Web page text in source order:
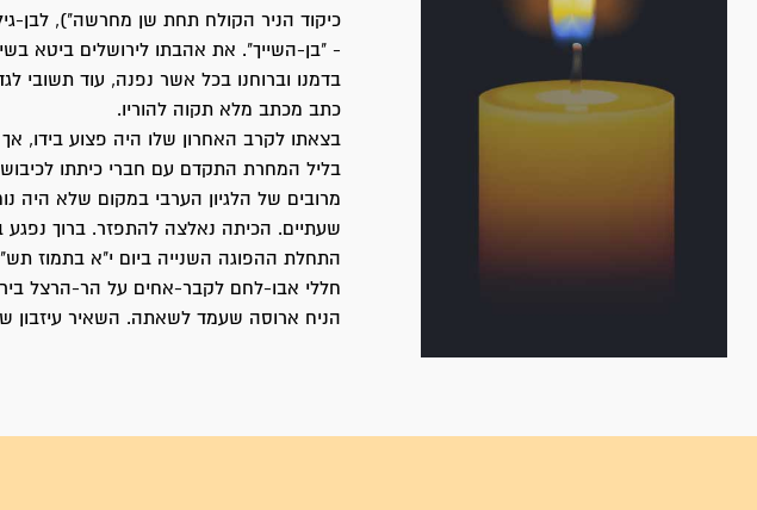
כיקוד הניר הקולח תחת שן מחרשה"), לבן-
- "בן-השייך". את אהבתו לירושלים ביטא
בדמנו וברוחנו בכל אשר נפנה, עוד תשובי
כתב מכתב מלא תקוה להוריו.
בליל המחרת התקדם עם חברי כיתתו
מרובים של הלגיון הערבי במקום שלא היה
שעתיים. הכיתה נאלצה להתפזר. ברוך
חללי אבו-לחם לקבר-אחים על הר-הרצל
הניח ארוסה שעמד לשאתה. השאיר עיזבון